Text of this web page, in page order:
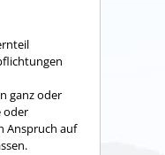
ganz oder
oder
Anspruch auf